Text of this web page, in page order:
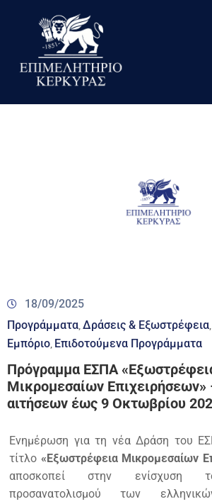
Το
Eπιμελητήριο
18/09/2025
Προγράμματα Δράσεις & Εξωστρέφεια
Εμπόριο Επιδοτούμενα Προγράμματα
Πρόγραμμα ΕΣΠΑ
Μικρομεσαίων
αιτήσεων έως 9 Οκτωβρίου
Ενημέρωση για τη νέα Δράση του
τίτλο «Εξωστρέφεια Μικρομεσαίων
αποσκοπεί στην ενίσχυση
προσανατολισμού των